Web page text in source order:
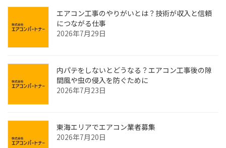
エアコン工事のやりがいとは？技術が収入と信頼
につながる仕事
2026年7月29日
内パテをしないとどうなる？エアコン工事後の隙
間風や虫の侵入を防ぐために
2026年7月23日
東海エリアでエアコン業者募集
2026年7月20日